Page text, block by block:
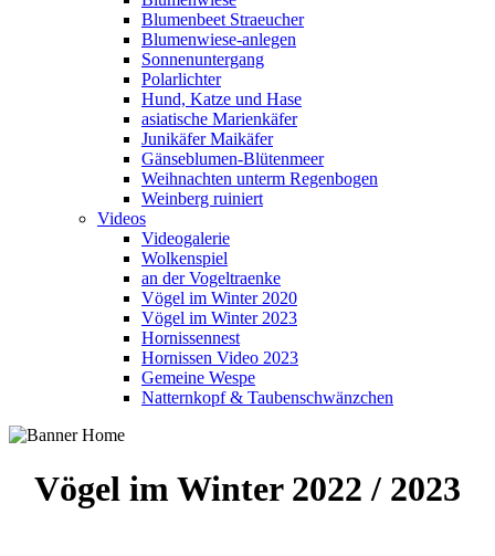
Blumenbeet Straeucher
Blumenwiese-anlegen
Sonnenuntergang
Polarlichter
Hund, Katze und Hase
asiatische Marienkäfer
Junikäfer Maikäfer
Gänseblumen-Blütenmeer
Weihnachten unterm Regenbogen
Weinberg ruiniert
Videos
Videogalerie
Wolkenspiel
an der Vogeltraenke
Vögel im Winter 2020
Vögel im Winter 2023
Hornissennest
Hornissen Video 2023
Gemeine Wespe
Natternkopf & Taubenschwänzchen
Vögel im Winter 2022 / 2023